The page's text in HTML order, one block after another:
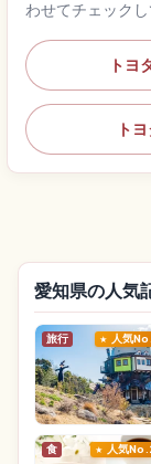
わせてチェックし
トヨ
ト
愛知県の人気
旅行 人気
食 人気